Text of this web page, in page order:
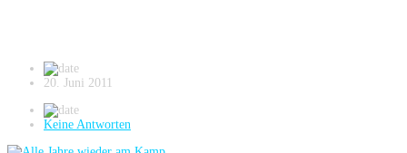
20. Juni 2011
Keine Antworten